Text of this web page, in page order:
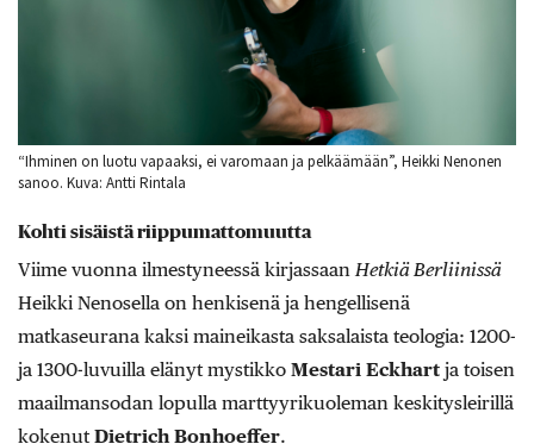
“Ihminen on luotu vapaaksi, ei varomaan ja pelkäämään”, Heikki Nenonen
sanoo. Kuva: Antti Rintala
Kohti sisäistä riippumattomuutta
Viime vuonna ilmestyneessä kirjassaan Hetkiä Berliinissä
Heikki Nenosella on henkisenä ja hengellisenä
matkaseurana kaksi maineikasta saksalaista teologia: 1200-
ja 1300-luvuilla elänyt mystikko Mestari Eckhart ja toisen
maailmansodan lopulla marttyyrikuoleman keskitysleirillä
kokenut Dietrich Bonhoeffer.